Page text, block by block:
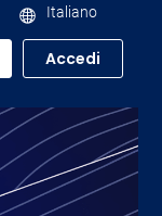
Italiano
Accedi